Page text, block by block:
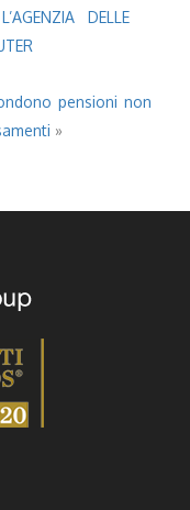
DELLE
pensioni non
»